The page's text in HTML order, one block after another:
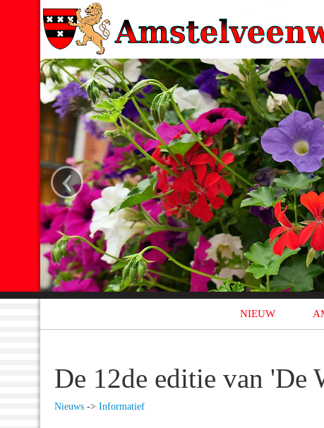
‹
NIEUW
De 12de editie van 'De
Nieuws -> Informatief